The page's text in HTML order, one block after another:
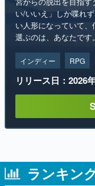
インディー RPG
リリース日：2026年
ランキン
1